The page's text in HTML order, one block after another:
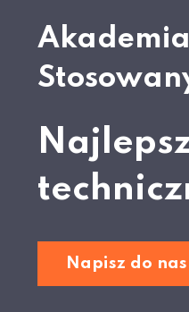
Napisz do nas